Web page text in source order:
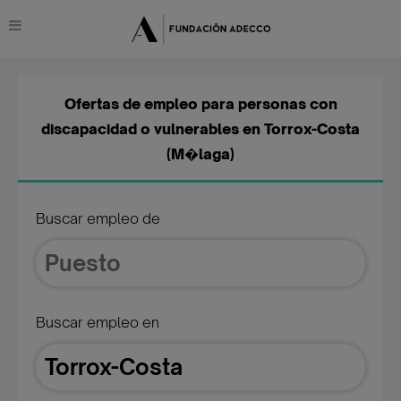
Buscar empleo de
Buscar empleo en
Ofertas de empleo para personas con
discapacidad o vulnerables en Torrox-Costa
(M�laga)